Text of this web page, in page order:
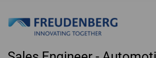
Initiative